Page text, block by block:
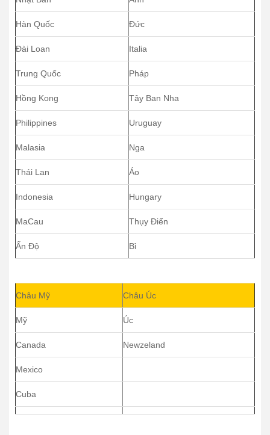
Hàn Quốc Đức
Đài Loan Italia
Trung Quốc Pháp
Hồng Kong Tây Ban Nha
Philippines Uruguay
Malasia Nga
Thái Lan Áo
Indonesia Hungary
MaCau Thụy Điển
Ấn Độ Bỉ
Châu Mỹ Châu Úc
Mỹ Úc
Canada Newzeland
Mexico
Cuba